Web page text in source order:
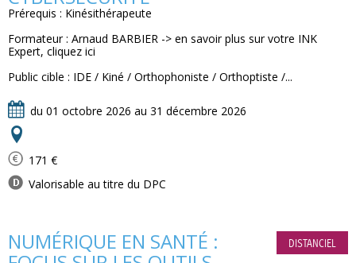
Prérequis : Kinésithérapeute
Formateur : Arnaud BARBIER -> en savoir plus sur votre INK
Expert, cliquez ici
Public cible : IDE / Kiné / Orthophoniste / Orthoptiste /...
du 01 octobre 2026 au 31 décembre 2026
171 €
Valorisable au titre du DPC
DISTANCIEL
NUMÉRIQUE EN SANTÉ :